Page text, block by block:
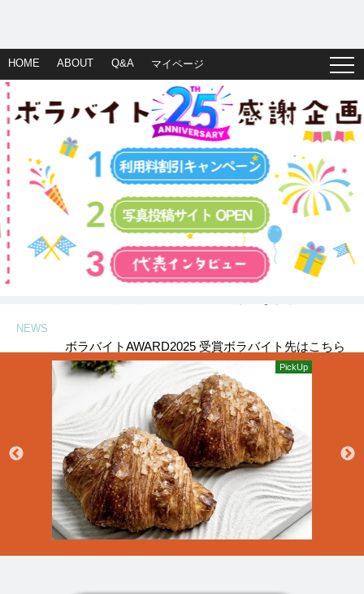
HOME ABOUT Q&A マイページ
ボラバイト25周年企画のご案内
給与報告は公式アプリから
新機能「応募履歴」リリースのお知らせ
ボラバイターから体験レポートが届きました
PickUp